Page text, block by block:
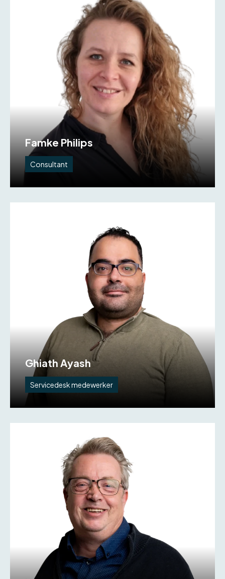
Famke Philips
Consultant
Ghiath Ayash
Servicedesk medewerker